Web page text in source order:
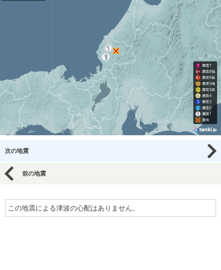
次の地震
前の地震
この地震による津波の心配はありません。